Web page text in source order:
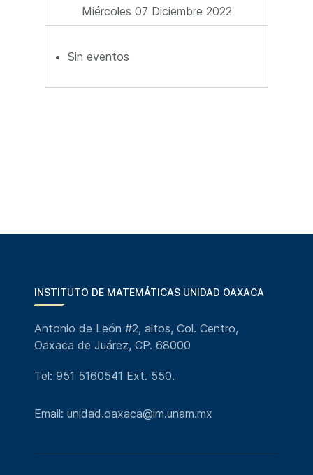
Miércoles 07 Diciembre 2022
Sin eventos
INSTITUTO DE MATEMÁTICAS UNIDAD OAXACA
Antonio de León #2, altos, Col. Centro,
Oaxaca de Juárez, CP. 68000
Tel: 951 5160541 Ext. 550.
Email: unidad.oaxaca@im.unam.mx